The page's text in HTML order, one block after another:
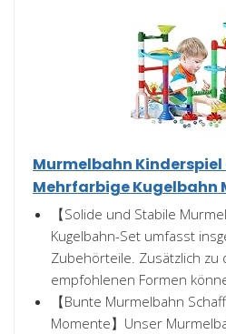
Murmelbahn Kinderspiel -
Mehrfarbige Kugelbahn
【Solide und Stabile
Kugelbahn-Set umfasst
Zubehörteile. Zusätzlich zu
empfohlenen Formen
【Bunte Murmelbahn
Momente】Unser